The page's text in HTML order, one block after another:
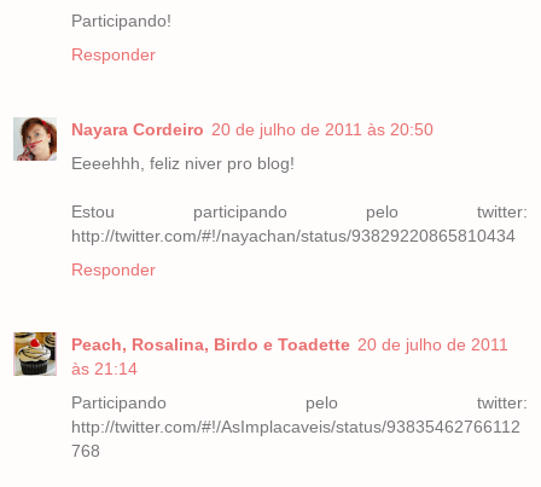
Participando!
Responder
Nayara Cordeiro 20 de julho de 2011 às 20:50
Eeeehhh, feliz niver pro blog!
Estou participando pelo twitter:
http://twitter.com/#!/nayachan/status/93829220865810434
Responder
Peach, Rosalina, Birdo e Toadette 20 de julho de 2011
às 21:14
Participando pelo twitter:
http://twitter.com/#!/AsImplacaveis/status/93835462766112
768